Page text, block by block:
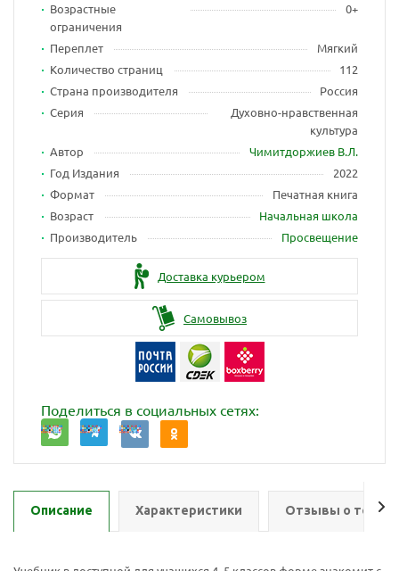
Возрастные
ограничения
0+
Переплет
Мягкий
Количество страниц
112
Страна производителя
Россия
Серия
Духовно-нравственная
культура
Автор
Чимитдоржиев В.Л.
Год Издания
2022
Формат
Печатная книга
Возраст
Начальная школа
Производитель
Просвещение
Доставка курьером
Самовывоз
Поделиться в социальных сетях:
Описание Характеристики Отзывы о